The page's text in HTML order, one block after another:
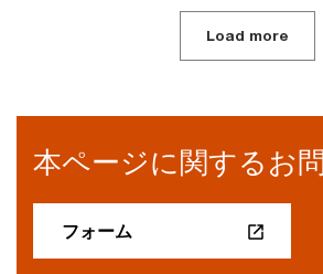
Load more
本ページに関するお
フォーム